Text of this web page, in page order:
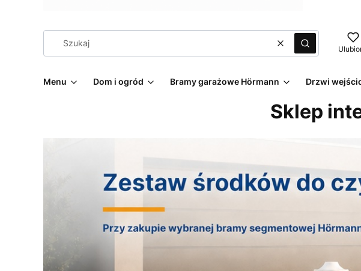
WyczyśćSzukaj
Menu Dom i ogród Bramy garażowe Hörmann Drzwi
Sklep